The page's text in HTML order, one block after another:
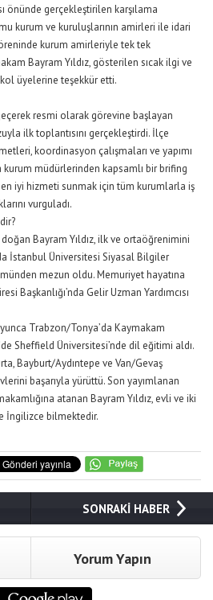
önünde gerçekleştirilen karşılama
kurum ve kuruluşlarının amirleri ile idari
kurum amirleriyle tek tek
Bayram Yıldız, gösterilen sıcak ilgi ve
üyelerine teşekkür etti.
resmi olarak görevine başlayan
ilk toplantısını gerçekleştirdi. İlçe
koordinasyon çalışmaları ve yapımı
müdürlerinden kapsamlı bir brifing
en iyi hizmeti sunmak için tüm kurumlarla iş
vurguladı.
doğan Bayram Yıldız, ilk ve ortaöğrenimini
İstanbul Üniversitesi Siyasal Bilgiler
mezun oldu. Memuriyet hayatına
Başkanlığı’nda Gelir Uzman Yardımcısı
Trabzon/Tonya’da Kaymakam
Sheffield Üniversitesi’nde dil eğitimi aldı.
Bayburt/Aydıntepe ve Van/Gevaş
başarıyla yürüttü. Son yayımlanan
atanan Bayram Yıldız, evli ve iki
İngilizce bilmektedir.
SONRAKİ HABER
Yorum Yapın